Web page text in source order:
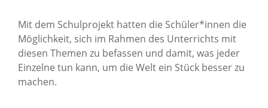
Mit dem Schulprojekt hatten die Schüler*innen die
Möglichkeit, sich im Rahmen des Unterrichts mit
diesen Themen zu befassen und damit, was jeder
Einzelne tun kann, um die Welt ein Stück besser zu
machen.